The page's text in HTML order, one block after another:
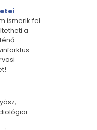
ismerik fel
a